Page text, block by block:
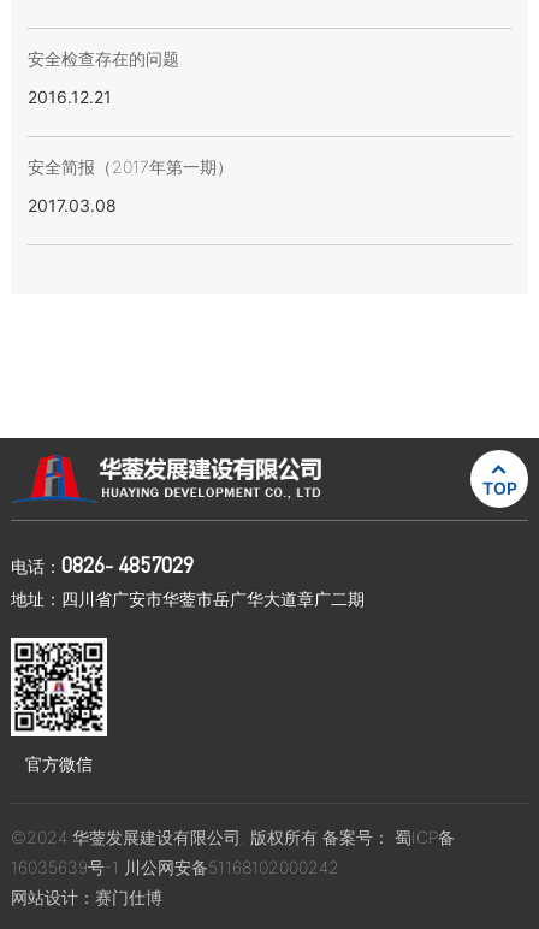
安全检查存在的问题
2016.12.21
安全简报（2017年第一期）
2017.03.08

TOP
电话： 0826- 4857029
地址：四川省广安市华蓥市岳广华大道章广二期
官方微信
©2024 华蓥发展建设有限公司. 版权所有 备案号： 蜀ICP备
16035639号-1 川公网安备51168102000242
网站设计： 赛门仕博